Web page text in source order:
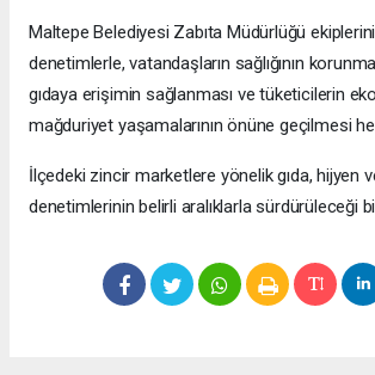
Maltepe Belediyesi Zabıta Müdürlüğü
denetimlerle, vatandaşların sağlığının
gıdaya erişimin sağlanması ve tüketicilerin
mağduriyet yaşamalarının önüne geçilmesi
İlçedeki zincir marketlere yönelik gıda, hijyen
denetimlerinin belirli aralıklarla sürdürüleceği